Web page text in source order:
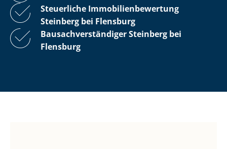
Steuerliche Im­mo­bi­li­en­be­wer­tung
Steinberg bei Flensburg
Bau­sach­ver­stän­di­ger Steinberg bei
Flensburg